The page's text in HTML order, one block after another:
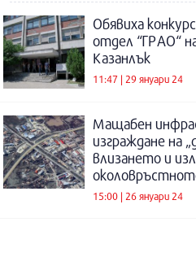
Обявиха
отдел “ГРАО“
Казанлък
11:47 | 29 януари 24
Мащабен
изграждане на
влизането и
15:00 | 26 януари 24